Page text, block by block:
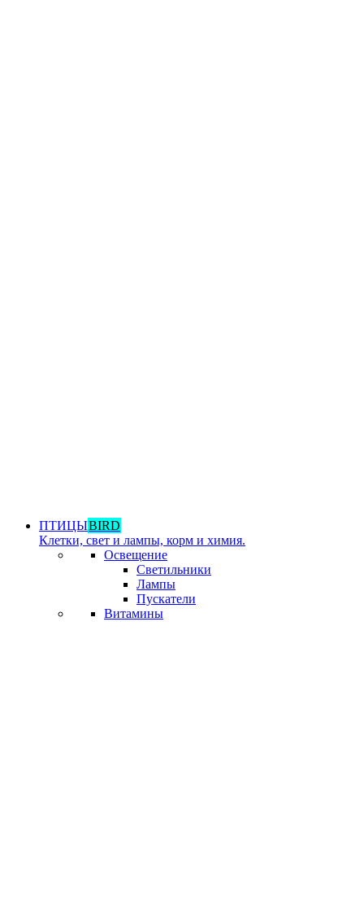
ПТИЦЫBIRD
Клетки, свет и лампы, корм и химия.
Освещение
Светильники
Лампы
Пускатели
Витамины